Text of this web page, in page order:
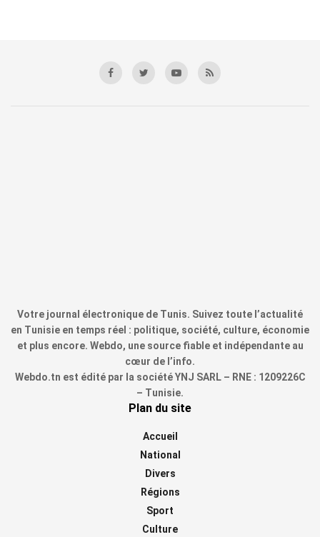
Votre journal électronique de Tunis. Suivez toute l’actualité
en Tunisie en temps réel : politique, société, culture, économie
et plus encore. Webdo, une source fiable et indépendante au
cœur de l’info.
Webdo.tn est édité par la société YNJ SARL – RNE : 1209226C
– Tunisie.
Plan du site
Accueil
National
Divers
Régions
Sport
Culture